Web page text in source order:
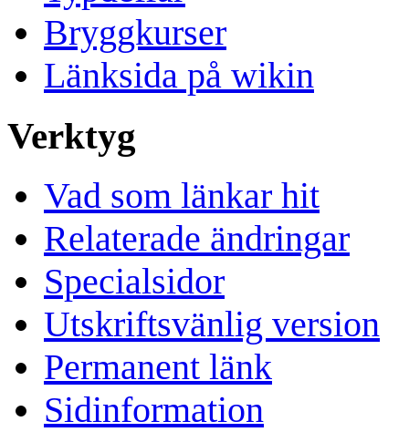
Bryggkurser
Länksida på wikin
Verktyg
Vad som länkar hit
Relaterade ändringar
Specialsidor
Utskriftsvänlig version
Permanent länk
Sidinformation